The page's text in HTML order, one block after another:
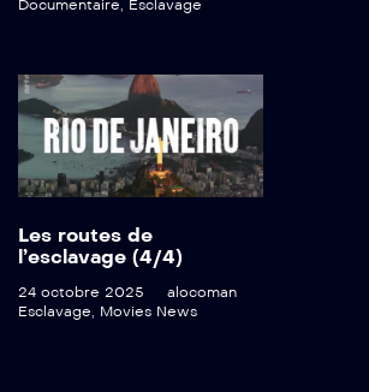
Documentaire
Esclavage
Les routes de
l’esclavage (4/4)
24 octobre 2025
alocoman
Esclavage
Movies News